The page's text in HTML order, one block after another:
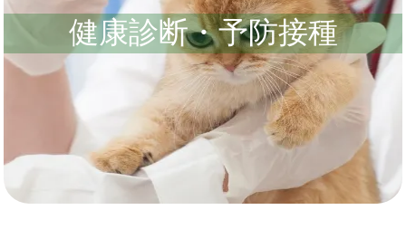
健康診断・予防接種